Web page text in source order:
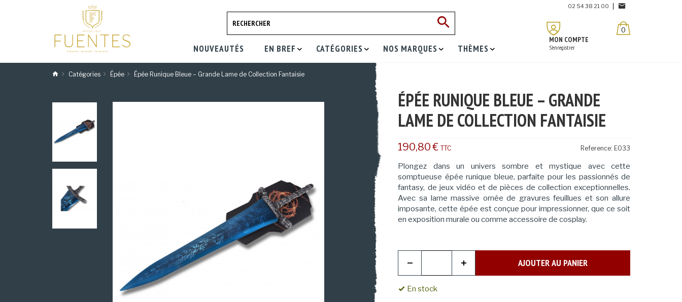
NOUVEAUTÉS EN BREF CATÉGORIES NOS MARQUES THÈMES
02 54 38 21 00
MON COMPTE
S'enregistrer
0
Catégories Épée Épée Runique Bleue – Grande Lame de Collection Fantaisie
ÉPÉE RUNIQUE BLEUE – GRANDE
LAME DE COLLECTION FANTAISIE
190,80 €TTC Reference: E033
Plongez dans un univers sombre et mystique avec cette
somptueuse épée runique bleue, parfaite pour les passionnés de
fantasy, de jeux vidéo et de pièces de collection exceptionnelles.
Avec sa lame massive ornée de gravures feuillues et son allure
imposante, cette épée est conçue pour impressionner, que ce soit
en exposition murale ou comme accessoire de cosplay.
AJOUTER AU PANIER
En stock